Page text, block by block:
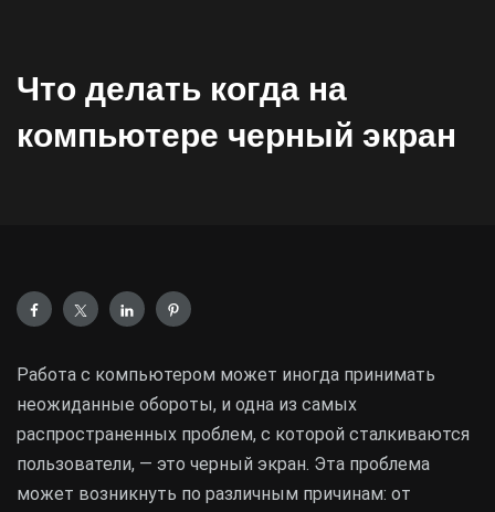
Что делать когда на
компьютере черный экран
Работа с компьютером может иногда принимать
неожиданные обороты, и одна из самых
распространенных проблем, с которой сталкиваются
пользователи, — это черный экран. Эта проблема
может возникнуть по различным причинам: от